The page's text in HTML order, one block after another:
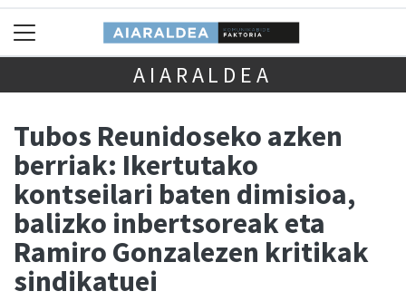
AIARALDEA
Tubos Reunidoseko azken
berriak: Ikertutako
kontseilari baten dimisioa,
balizko inbertsoreak eta
Ramiro Gonzalezen kritikak
sindikatuei